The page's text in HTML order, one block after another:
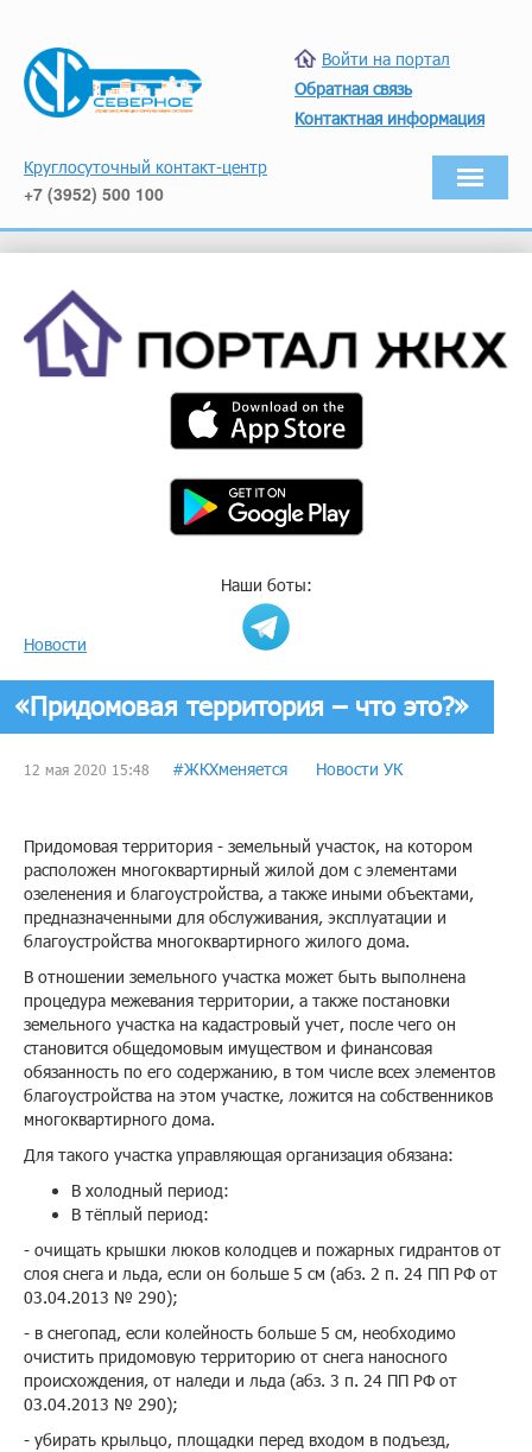
Войти на портал
Обратная связь
Контактная информация
Круглосуточный контакт-центр
+7 (3952) 500 100
Наши боты:
Новости
«Придомовая территория – что это?»
12 мая 2020 15:48 #ЖКХменяется Новости УК
Придомовая территория - земельный участок, на котором
расположен многоквартирный жилой дом с элементами
озеленения и благоустройства, а также иными объектами,
предназначенными для обслуживания, эксплуатации и
благоустройства многоквартирного жилого дома.
В отношении земельного участка может быть выполнена
процедура межевания территории, а также постановки
земельного участка на кадастровый учет, после чего он
становится общедомовым имуществом и финансовая
обязанность по его содержанию, в том числе всех элементов
благоустройства на этом участке, ложится на собственников
многоквартирного дома.
Для такого участка управляющая организация обязана:
В холодный период:
В тёплый период:
- очищать крышки люков колодцев и пожарных гидрантов от
слоя снега и льда, если он больше 5 см (абз. 2 п. 24 ПП РФ от
03.04.2013 № 290);
- в снегопад, если колейность больше 5 см, необходимо
очистить придомовую территорию от снега наносного
происхождения, от наледи и льда (абз. 3 п. 24 ПП РФ от
03.04.2013 № 290);
- убирать крыльцо, площадки перед входом в подъезд,